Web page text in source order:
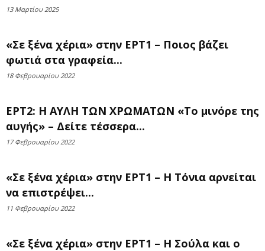
13 Μαρτίου 2025
«Σε ξένα χέρια» στην ΕΡΤ1 – Ποιος βάζει
φωτιά στα γραφεία...
18 Φεβρουαρίου 2022
ΕΡΤ2: Η ΑΥΛΗ ΤΩΝ ΧΡΩΜΑΤΩΝ «Το μινόρε της
αυγής» – Δείτε τέσσερα...
17 Φεβρουαρίου 2022
«Σε ξένα χέρια» στην ΕΡΤ1 – Η Τόνια αρνείται
να επιστρέψει...
11 Φεβρουαρίου 2022
«Σε ξένα χέρια» στην ΕΡΤ1 – H Σούλα και o